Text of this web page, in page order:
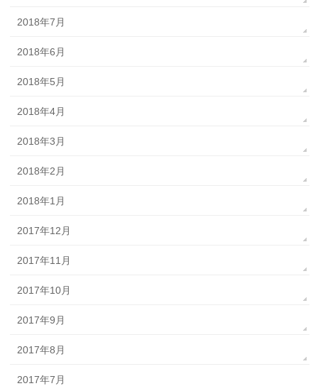
2018年7月
2018年6月
2018年5月
2018年4月
2018年3月
2018年2月
2018年1月
2017年12月
2017年11月
2017年10月
2017年9月
2017年8月
2017年7月